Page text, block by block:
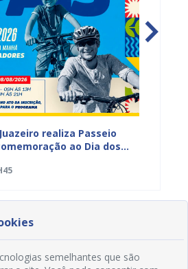
realiza Passeio
ao Dia dos
semelhantes que são